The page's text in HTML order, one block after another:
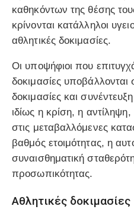
καθηκόντων της θέσης
κρίνονται κατάλληλοι
αθλητικές δοκιμασίες.
Οι υποψήφιοι που
δοκιμασίες υποβάλλονται
δοκιμασίες και
ιδίως η κρίση, η
στις μεταβαλλόμενες
βαθμός ετοιμότητας, η
συναισθηματική
προσωπικότητας.
Αθλητικές δοκιμασίες